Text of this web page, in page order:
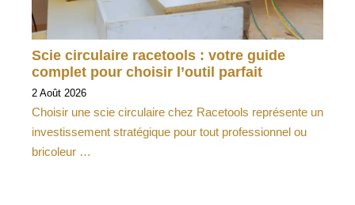
Scie circulaire racetools : votre guide
complet pour choisir l’outil parfait
2 Août 2026
Choisir une scie circulaire chez Racetools représente un
investissement stratégique pour tout professionnel ou
bricoleur …